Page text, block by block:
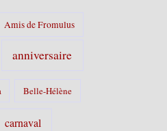
Amis de Fromulus
anniversaire
Belle-Hélène
carnaval